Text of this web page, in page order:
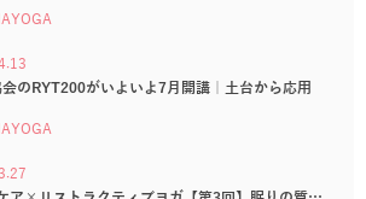
のRYT200がいよいよ7月開講｜土台から応用